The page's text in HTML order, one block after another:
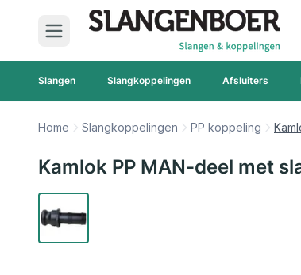
Ga naar de inhoud
Slangen Slangkoppelingen Afsluiters
Home Slangkoppelingen PP koppeling
Kamlok PP MAN-deel met